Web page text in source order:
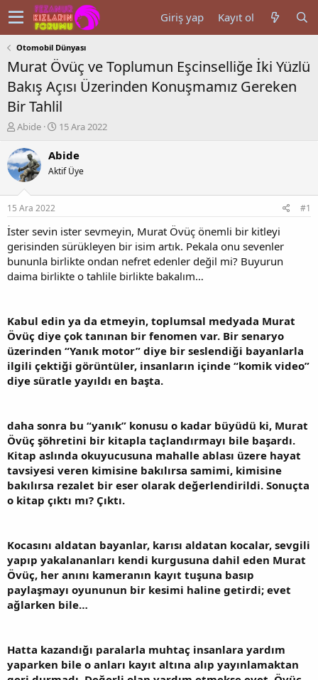
Giriş yap Kayıt ol
Otomobil Dünyası
Murat Övüç ve Toplumun Eşcinselliğe İki Yüzlü
Bakış Açısı Üzerinden Konuşmamız Gereken
Bir Tahlil
K
n
u
y
b
a
ş
a
t
a
Abide
B
ş
a
ç
a
r
i
15 Ara 2022
Abide
Aktif Üye
15 Ara 2022 #1
İster sevin ister sevmeyin, Murat Övüç önemli bir kitleyi
gerisinden sürükleyen bir isim artık. Pekala onu sevenler
bununla birlikte ondan nefret edenler değil mi? Buyurun
daima birlikte o tahlile birlikte bakalım…
Kabul edin ya da etmeyin, toplumsal medyada Murat
Övüç diye çok tanınan bir fenomen var. Bir senaryo
üzerinden “Yanık motor” diye bir seslendiği bayanlarla
ilgili çektiği görüntüler, insanların içinde “komik video”
diye süratle yayıldı en başta.
daha sonra bu “yanık” konusu o kadar büyüdü ki, Murat
Övüç şöhretini bir kitapla taçlandırmayı bile başardı.
Kitap aslında okuyucusuna mahalle ablası üzere hayat
tavsiyesi veren kimisine bakılırsa samimi, kimisine
bakılırsa rezalet bir eser olarak değerlendirildi. Sonuçta
o kitap çıktı mı? Çıktı.
Kocasını aldatan bayanlar, karısı aldatan kocalar, sevgili
yapıp yakalananları kendi kurgusuna dahil eden Murat
Övüç, her anını kameranın kayıt tuşuna basıp
paylaşmayı oyununun bir kesimi haline getirdi; evet
ağlarken bile…
Hatta kazandığı paralarla muhtaç insanlara yardım
yaparken bile o anları kayıt altına alıp yayınlamaktan